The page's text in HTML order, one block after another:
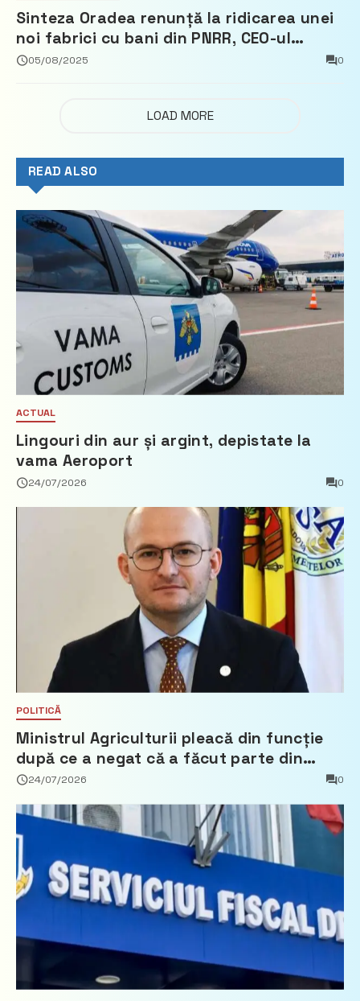
Sinteza Oradea renunță la ridicarea unei
noi fabrici cu bani din PNRR, CEO-ul
demisionează – Profit.ro
05/08/2025 0
LOAD MORE
READ ALSO
ACTUAL
Lingouri din aur și argint, depistate la
vama Aeroport
24/07/2026 0
POLITICĂ
Ministrul Agriculturii pleacă din funcție
după ce a negat că a făcut parte din
Partidul Democrat
24/07/2026 0